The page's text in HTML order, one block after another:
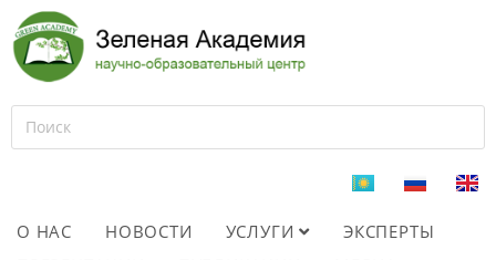
О НАС НОВОСТИ УСЛУГИ
ЭКСПЕРТЫ